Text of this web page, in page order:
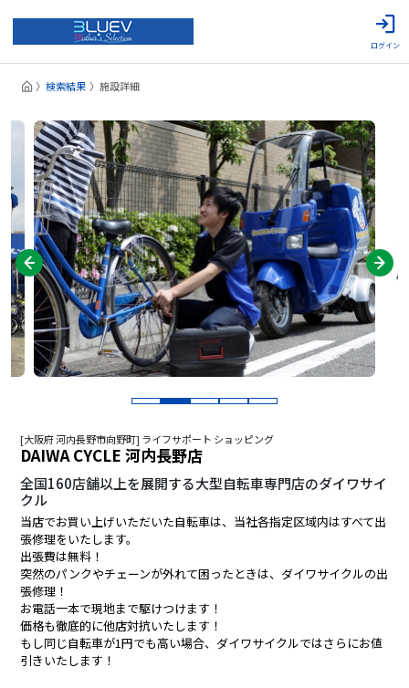
ログイン
検索結果 施設詳細
[大阪府 河内長野市向野町] ライフサポート ショッピング
DAIWA CYCLE 河内長野店
全国160店舗以上を展開する大型自転車専門店のダイワサイ
クル
当店でお買い上げいただいた自転車は、当社各指定区域内はすべて出
張修理をいたします。
出張費は無料！
突然のパンクやチェーンが外れて困ったときは、ダイワサイクルの出
張修理！
お電話一本で現地まで駆けつけます！
価格も徹底的に他店対抗いたします！
もし同じ自転車が1円でも高い場合、ダイワサイクルではさらにお値
引きいたします！